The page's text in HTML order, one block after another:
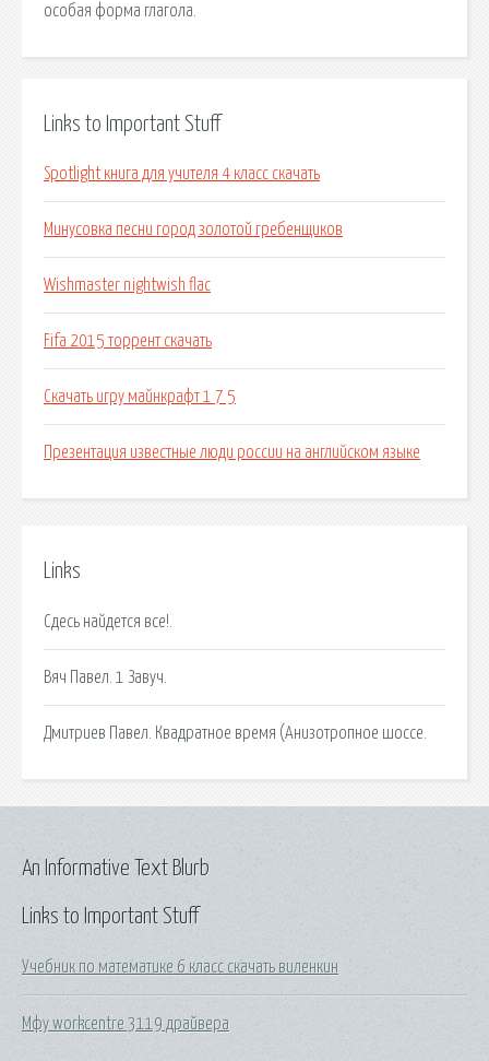
особая форма глагола.
Links to Important Stuff
Spotlight книга для учителя 4 класс скачать
Минусовка песни город золотой гребенщиков
Wishmaster nightwish flac
Fifa 2015 торрент скачать
Скачать игру майнкрафт 1 7 5
Презентация известные люди россии на английском языке
Links
Сдесь найдется все!.
Вяч Павел. 1 Завуч.
Дмитриев Павел. Квадратное время (Анизотропное шоссе.
Links to Important Stuff
Учебник по математике 6 класс скачать виленкин
Мфу workcentre 3119 драйвера
An Informative Text Blurb